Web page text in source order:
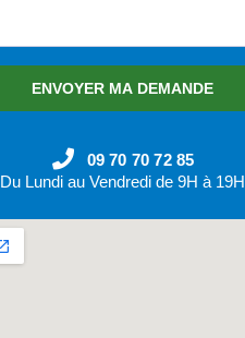
ENVOYER MA DEMANDE
09 70 70 72 85
Du Lundi au Vendredi de 9H à 19H